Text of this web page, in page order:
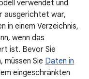
verwendet und
ausgerichtet war,
in einem Verzeichnis,
wenn das
ist. Bevor Sie
müssen Sie Daten in
eingeschränkten